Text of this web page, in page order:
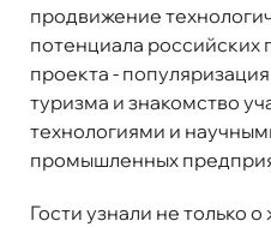
продвижение
потенциала российских
проекта -
туризма и знакомство
технологиями и
промышленных
Гости узнали не только